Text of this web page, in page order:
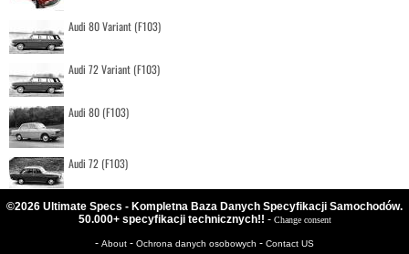
Audi 80 Variant (F103)
Audi 72 Variant (F103)
Audi 80 (F103)
Audi 72 (F103)
©2026 Ultimate Specs - Kompletna Baza Danych Specyfikacji Samochodów.
50.000+ specyfikacji technicznych!! - Change consent
- About - Ochrona danych osobowych - Contact US